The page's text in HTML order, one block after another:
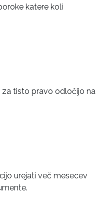
katere koli
za tisto pravo odločijo na
urejati več mesecev